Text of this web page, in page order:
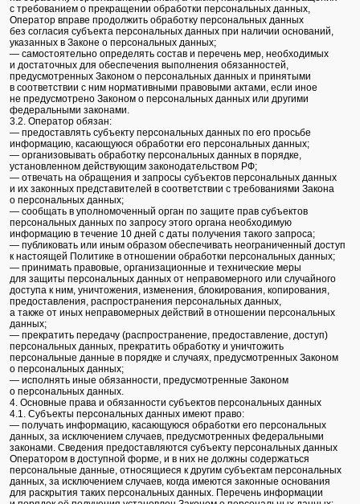
с требованием о прекращении обработки персональных данных,
Оператор вправе продолжить обработку персональных данных
без согласия субъекта персональных данных при наличии оснований,
указанных в Законе о персональных данных;
— самостоятельно определять состав и перечень мер, необходимых
и достаточных для обеспечения выполнения обязанностей,
предусмотренных Законом о персональных данных и принятыми
в соответствии с ним нормативными правовыми актами, если иное
не предусмотрено Законом о персональных данных или другими
федеральными законами.
3.2. Оператор обязан:
— предоставлять субъекту персональных данных по его просьбе
информацию, касающуюся обработки его персональных данных;
— организовывать обработку персональных данных в порядке,
установленном действующим законодательством РФ;
— отвечать на обращения и запросы субъектов персональных данных
и их законных представителей в соответствии с требованиями Закона
о персональных данных;
— сообщать в уполномоченный орган по защите прав субъектов
персональных данных по запросу этого органа необходимую
информацию в течение 10 дней с даты получения такого запроса;
— публиковать или иным образом обеспечивать неограниченный доступ
к настоящей Политике в отношении обработки персональных данных;
— принимать правовые, организационные и технические меры
для защиты персональных данных от неправомерного или случайного
доступа к ним, уничтожения, изменения, блокирования, копирования,
предоставления, распространения персональных данных,
а также от иных неправомерных действий в отношении персональных
данных;
— прекратить передачу (распространение, предоставление, доступ)
персональных данных, прекратить обработку и уничтожить
персональные данные в порядке и случаях, предусмотренных Законом
о персональных данных;
— исполнять иные обязанности, предусмотренные Законом
о персональных данных.
4. Основные права и обязанности субъектов персональных данных
4.1. Субъекты персональных данных имеют право:
— получать информацию, касающуюся обработки его персональных
данных, за исключением случаев, предусмотренных федеральными
законами. Сведения предоставляются субъекту персональных данных
Оператором в доступной форме, и в них не должны содержаться
персональные данные, относящиеся к другим субъектам персональных
данных, за исключением случаев, когда имеются законные основания
для раскрытия таких персональных данных. Перечень информации